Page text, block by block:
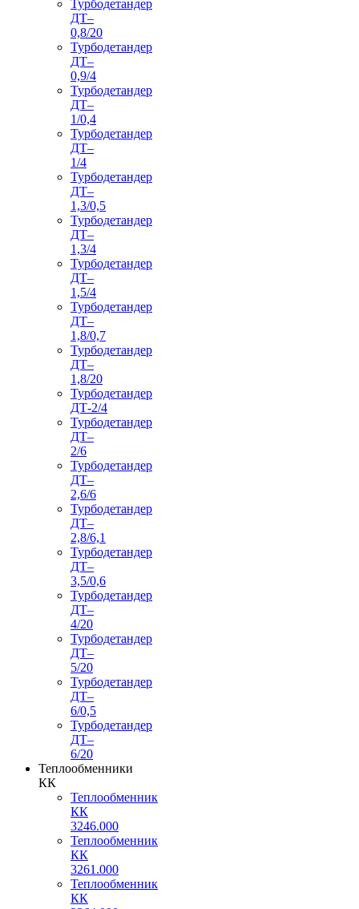
Турбодетандер
ДТ–
0,8/20
Турбодетандер
ДТ–
0,9/4
Турбодетандер
ДТ–
1/0,4
Турбодетандер
ДТ–
1/4
Турбодетандер
ДТ–
1,3/0,5
Турбодетандер
ДТ–
1,3/4
Турбодетандер
ДТ–
1,5/4
Турбодетандер
ДТ–
1,8/0,7
Турбодетандер
ДТ–
1,8/20
Турбодетандер
ДТ-2/4
Турбодетандер
ДТ–
2/6
Турбодетандер
ДТ–
2,6/6
Турбодетандер
ДТ–
2,8/6,1
Турбодетандер
ДТ–
3,5/0,6
Турбодетандер
ДТ–
4/20
Турбодетандер
ДТ–
5/20
Турбодетандер
ДТ–
6/0,5
Турбодетандер
ДТ–
6/20
Теплообменники
КК
Теплообменник
КК
3246.000
Теплообменник
КК
3261.000
Теплообменник
КК